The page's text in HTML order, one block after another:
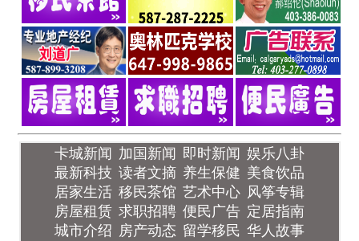
卡城新闻 加国新闻 即时新闻 娱乐八卦
最新科技 读者文摘 养生保健 美食饮品
居家生活 移民茶馆 艺术中心 风筝专辑
房屋租赁 求职招聘 便民广告 定居指南
城市介绍 房产动态 留学移民 华人故事